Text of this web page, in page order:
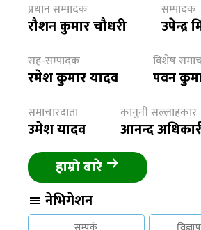
प्रधान सम्पादक
रौशन कुमार चौधरी
सम्पादक
उपेन्द्र
सह-सम्पादक
रमेश कुमार यादव
विशेष
पवन
समाचारदाता
उमेश यादव
कानुनी सल्लाहकार
आनन्द
हाम्रो बारे
नेभिगेशन